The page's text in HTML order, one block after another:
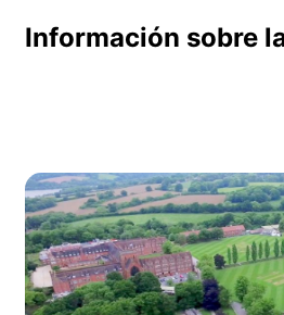
Información sobre